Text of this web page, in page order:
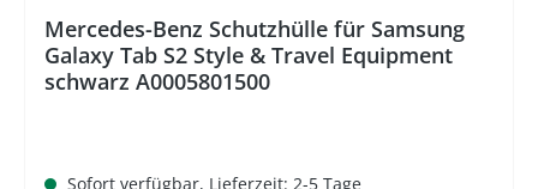
Mercedes-Benz Schutzhülle für Samsung
Galaxy Tab S2 Style & Travel Equipment
schwarz A0005801500
Sofort verfügbar, Lieferzeit: 2-5 Tage